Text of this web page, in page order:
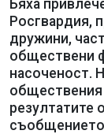
Бяха
Росгвардия,
дружини,
обществени
насоченост.
обществения
резултатите